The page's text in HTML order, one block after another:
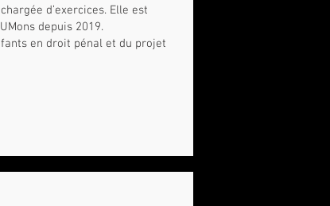
d’exercices. Elle est
depuis 2019.
en droit pénal et du projet